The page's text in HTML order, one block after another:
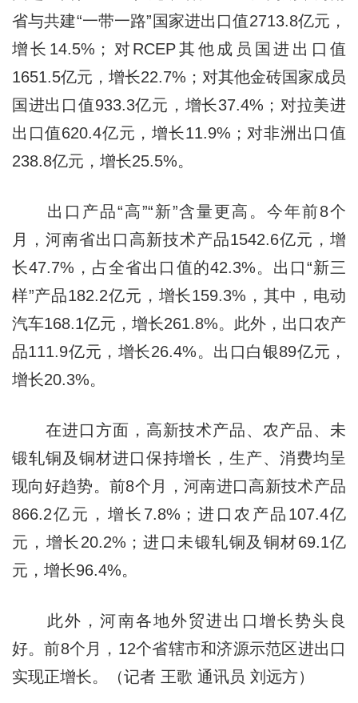
省与共建“一带一路”国家进出口值2713.8亿元，
增长14.5%；对RCEP其他成员国进出口值
1651.5亿元，增长22.7%；对其他金砖国家成员
国进出口值933.3亿元，增长37.4%；对拉美进
出口值620.4亿元，增长11.9%；对非洲出口值
238.8亿元，增长25.5%。
出口产品“高”“新”含量更高。今年前8个
月，河南省出口高新技术产品1542.6亿元，增
长47.7%，占全省出口值的42.3%。出口“新三
样”产品182.2亿元，增长159.3%，其中，电动
汽车168.1亿元，增长261.8%。此外，出口农产
品111.9亿元，增长26.4%。出口白银89亿元，
增长20.3%。
在进口方面，高新技术产品、农产品、未
锻轧铜及铜材进口保持增长，生产、消费均呈
现向好趋势。前8个月，河南进口高新技术产品
866.2亿元，增长7.8%；进口农产品107.4亿
元，增长20.2%；进口未锻轧铜及铜材69.1亿
元，增长96.4%。
此外，河南各地外贸进出口增长势头良
好。前8个月，12个省辖市和济源示范区进出口
实现正增长。（记者 王歌 通讯员 刘远方）